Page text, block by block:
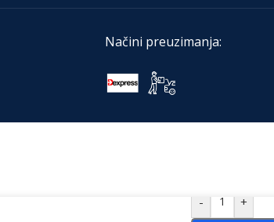
Načini preuzimanja:
- +